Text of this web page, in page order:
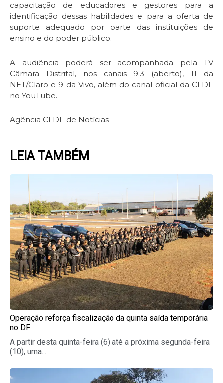
capacitação de educadores e gestores para a
identificação dessas habilidades e para a oferta de
suporte adequado por parte das instituições de
ensino e do poder público.
A audiência poderá ser acompanhada pela TV
Câmara Distrital, nos canais 9.3 (aberto), 11 da
NET/Claro e 9 da Vivo, além do canal oficial da CLDF
no YouTube.
Agência CLDF de Notícias
LEIA TAMBÉM
Operação reforça fiscalização da quinta saída temporária
no DF
A partir desta quinta-feira (6) até a próxima segunda-feira
(10), uma...